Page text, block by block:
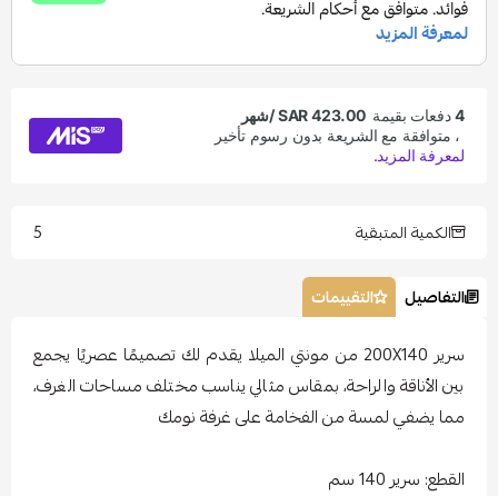
الكمية المتبقية 5
التفاصيل التقييمات
سرير 200X140 من مونتي الميلا يقدم لك تصميمًا عصريًا يجمع
بين الأناقة والراحة، بمقاس مثالي يناسب مختلف مساحات الغرف،
مما يضفي لمسة من الفخامة على غرفة نومك
القطع: سرير 140 سم